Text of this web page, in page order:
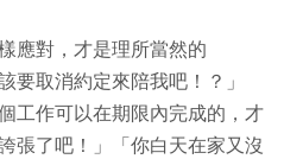
應對，才是理所當然的
要取消約定來陪我吧！？」
工作可以在期限內完成的，才
張了吧！」「你白天在家又沒